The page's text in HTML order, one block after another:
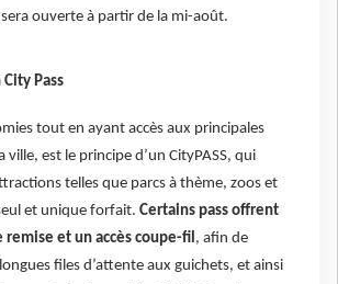
ouverte à partir de la mi-août.
Pass
tout en ayant accès aux principales
ville, est le principe d’un CityPASS, qui
telles que parcs à thème, zoos et
et unique forfait. Certains pass offrent
remise et un accès coupe-fil, afin de
files d’attente aux guichets, et ainsi